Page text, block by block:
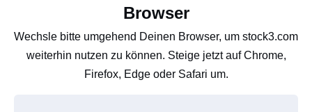
Browser
Wechsle bitte umgehend Deinen Browser, um stock3.com
weiterhin nutzen zu können. Steige jetzt auf Chrome,
Firefox, Edge oder Safari um.